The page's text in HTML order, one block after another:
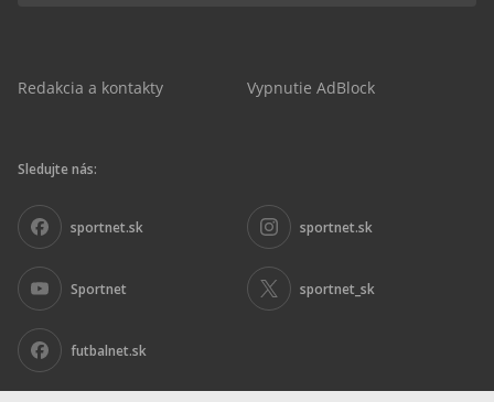
Redakcia a kontakty Vypnutie AdBlock
Sledujte nás:
sportnet.sk sportnet.sk
Sportnet sportnet_sk
futbalnet.sk